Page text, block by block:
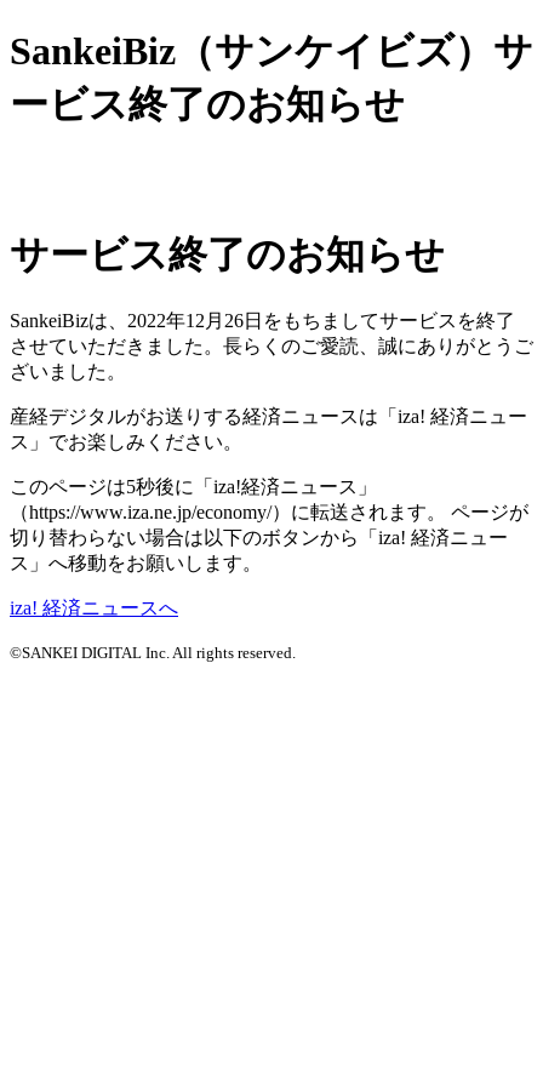
SankeiBiz（サンケイビズ）サ
ービス終了のお知らせ
サービス終了のお知らせ
SankeiBizは、2022年12月26日をもちましてサービスを終了
させていただきました。長らくのご愛読、誠にありがとうご
ざいました。
産経デジタルがお送りする経済ニュースは「iza! 経済ニュー
ス」でお楽しみください。
このページは5秒後に「iza!経済ニュース」
（https://www.iza.ne.jp/economy/）に転送されます。 ページが
切り替わらない場合は以下のボタンから「iza! 経済ニュー
ス」へ移動をお願いします。
iza! 経済ニュースへ
©SANKEI DIGITAL Inc. All rights reserved.